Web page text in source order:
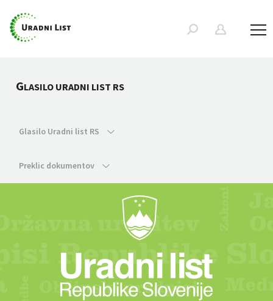
GLASILO URADNI LIST RS
Glasilo Uradni list RS
Preklic dokumentov